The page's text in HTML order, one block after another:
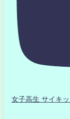
女子高生 サイキ